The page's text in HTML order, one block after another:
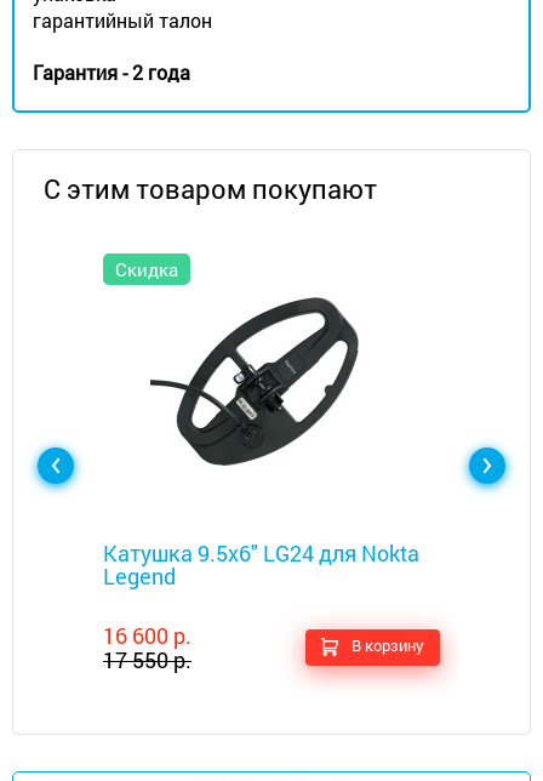
гарантийный талон
Гарантия - 2 года
С этим товаром покупают
Скидка
Катушка 9.5x6" LG24 для Nokta
Legend
16 600 р.
17 550 р.
В корзину